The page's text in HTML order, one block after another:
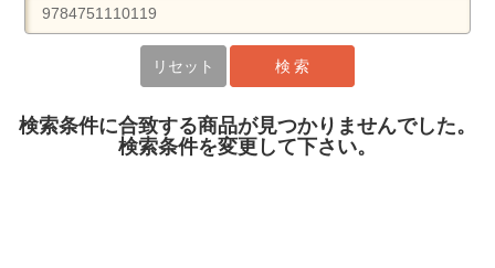
リセット 検 索
検索条件に合致する商品が見つかりませんでした。
検索条件を変更して下さい。